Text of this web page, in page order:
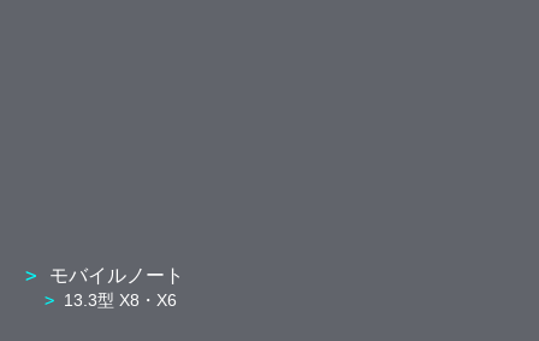
モバイルノート
13.3型 X8・X6